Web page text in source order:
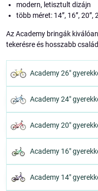
modern, letisztult dizájn
több méret: 14”, 16”, 20”,
Az Academy bringák
tekerésre és hosszabb
Academy 26"
Academy 24"
Academy 20"
Academy 16"
Academy 14"